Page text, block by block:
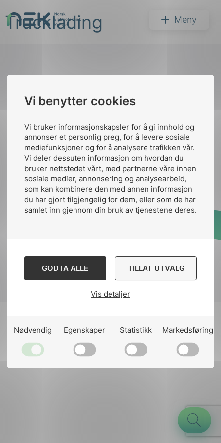
Vi benytter cookies
Vi bruker informasjonskapsler for å gi innhold og
annonser et personlig preg, for å levere sosiale
mediefunksjoner og for å analysere trafikken vår.
Vi deler dessuten informasjon om hvordan du
bruker nettstedet vårt, med partnerne våre innen
sosiale medier, annonsering og analysearbeid,
som kan kombinere den med annen informasjon
du har gjort tilgjengelig for dem, eller som de har
samlet inn gjennom din bruk av tjenestene deres.
GODTA ALLE TILLAT UTVALG
Vis detaljer
Nødvendig Egenskaper Statistikk Markedsføring
til
innhold
NEK Meny
Søk
Trucklading
Kontakt oss
Ansatte
nek@nek.no
Kontakt
Bruk av Cookies